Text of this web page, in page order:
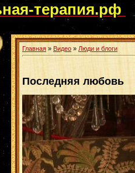
терапия.рф
Главная » Видео » Люди и блоги
Последняя любовь